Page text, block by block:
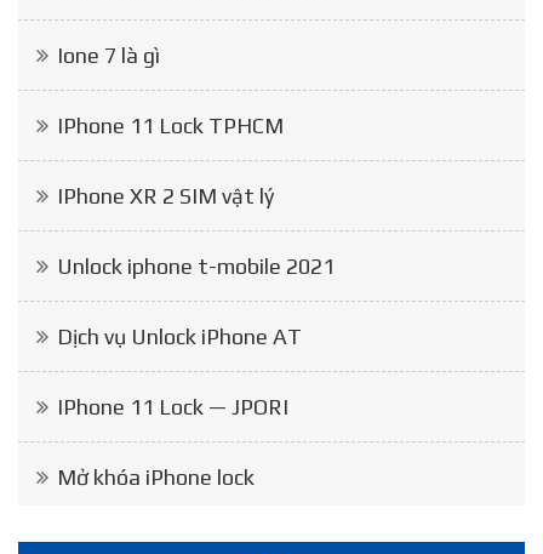
Ione 7 là gì
IPhone 11 Lock TPHCM
IPhone XR 2 SIM vật lý
Unlock iphone t-mobile 2021
Dịch vụ Unlock iPhone AT
IPhone 11 Lock — JPORI
Mở khóa iPhone lock